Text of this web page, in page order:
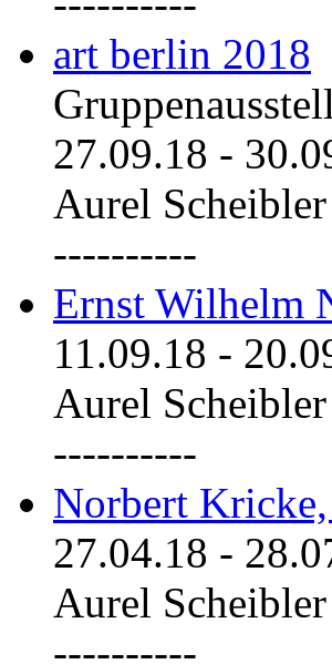
art berlin 2018
27.09.18 -
Aurel
----------
Ernst Wilhelm
11.09.18 -
Aurel
----------
Norbert
27.04.18 -
Aurel
----------